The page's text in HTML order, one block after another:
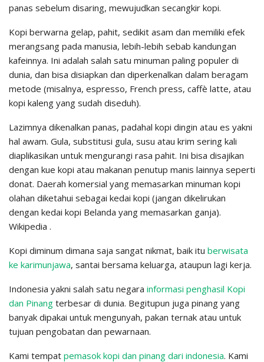
panas sebelum disaring, mewujudkan secangkir kopi.
Kopi berwarna gelap, pahit, sedikit asam dan memiliki efek
merangsang pada manusia, lebih-lebih sebab kandungan
kafeinnya. Ini adalah salah satu minuman paling populer di
dunia, dan bisa disiapkan dan diperkenalkan dalam beragam
metode (misalnya, espresso, French press, caffè latte, atau
kopi kaleng yang sudah diseduh).
Lazimnya dikenalkan panas, padahal kopi dingin atau es yakni
hal awam. Gula, substitusi gula, susu atau krim sering kali
diaplikasikan untuk mengurangi rasa pahit. Ini bisa disajikan
dengan kue kopi atau makanan penutup manis lainnya seperti
donat. Daerah komersial yang memasarkan minuman kopi
olahan diketahui sebagai kedai kopi (jangan dikelirukan
dengan kedai kopi Belanda yang memasarkan ganja).
Wikipedia .
Kopi diminum dimana saja sangat nikmat, baik itu berwisata
ke karimunjawa, santai bersama keluarga, ataupun lagi kerja.
Indonesia yakni salah satu negara informasi penghasil Kopi
dan Pinang terbesar di dunia. Begitupun juga pinang yang
banyak dipakai untuk mengunyah, pakan ternak atau untuk
tujuan pengobatan dan pewarnaan.
Kami tempat pemasok kopi dan pinang dari indonesia. Kami